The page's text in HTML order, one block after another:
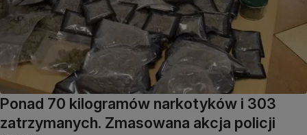
Ponad 70 kilogramów narkotyków i 303
zatrzymanych. Zmasowana akcja policji